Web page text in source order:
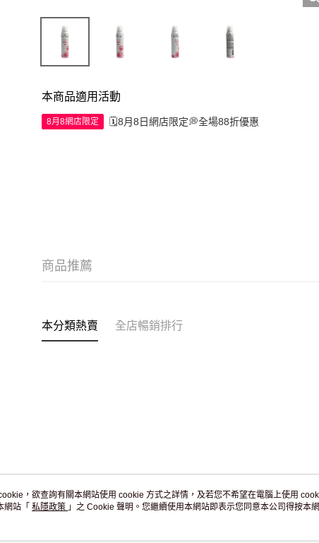
本商品適用活動
8月8網店限定 🗓️8月8日網店限定💭全場88折優惠
商品推薦
本分類熱賣 全店暢銷排行
關於我們 客
，欲查詢有關本網站使用 cookie 方式之詳情，及若您不希望在電腦上使用
網站「 私隱政策 」之 Cookie 聲明。您繼續使用本網站即表示您同意本公司得按本